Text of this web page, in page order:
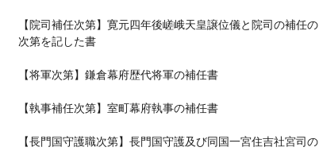
【院司補任次第】寛元四年後嵯峨天皇譲位儀と院司の補任の
次第を記した書
【将軍次第】鎌倉幕府歴代将軍の補任書
【執事補任次第】室町幕府執事の補任書
【長門国守護職次第】長門国守護及び同国一宮住吉社宮司の